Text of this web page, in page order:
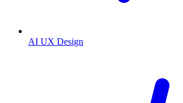
AI UX Design